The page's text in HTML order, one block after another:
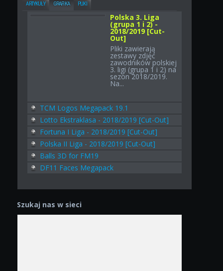
ARTYKUŁY GRAFIKA PLIKI
Polska 3. Liga
(grupa 1 i 2) -
2018/2019 [Cut-
Out]
Pliki zawierają
zestawy zdjęć
zawodników polskiej
3. ligi (grupa 1 i 2) na
sezon 2018/2019.
Na...
TCM Logos Megapack 19.1
Lotto Ekstraklasa - 2018/2019 [Cut-Out]
Fortuna I Liga - 2018/2019 [Cut-Out]
Polska II Liga - 2018/2019 [Cut-Out]
Balls 3D for FM19
DF11 Faces Megapack
Szukaj nas w sieci